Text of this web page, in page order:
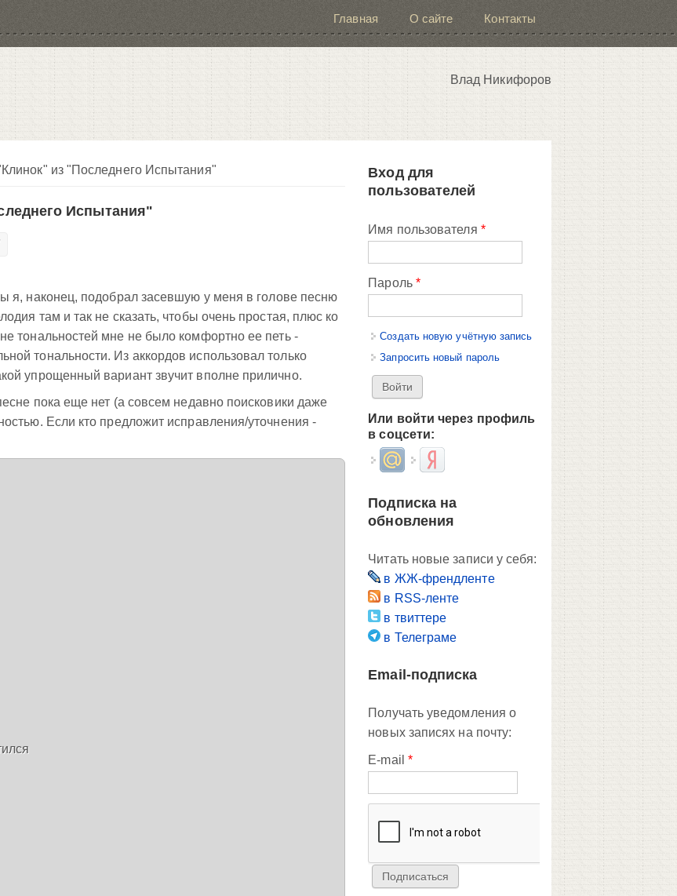
Главная О сайте Контакты
Влад Никифоров
из "Последнего Испытания"
Испытания"
я, наконец, подобрал засевшую у меня в голове песню
там и так не сказать, чтобы очень простая, плюс ко
тональностей мне не было комфортно ее петь -
тональности. Из аккордов использовал только
упрощенный вариант звучит вполне прилично.
пока еще нет (а совсем недавно поисковики даже
Если кто предложит исправления/уточнения -
Вход для
пользователей
Имя пользователя *
Пароль *
Создать новую учётную запись
Запросить новый пароль
Или войти через профиль
в соцсети:
Login with Mail.ruLogin with Яндекс
Подписка на
обновления
Читать новые записи у себя:
в ЖЖ-френдленте
в RSS-ленте
в твиттере
в Телеграме
Email-подписка
Получать уведомления о
новых записях на почту:
E-mail *